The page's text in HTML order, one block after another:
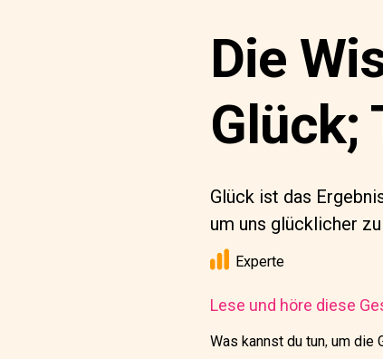
Die
Glück;
Glück ist das
um uns glücklicher
Experte
Lese und höre diese
Was kannst du tun, um die